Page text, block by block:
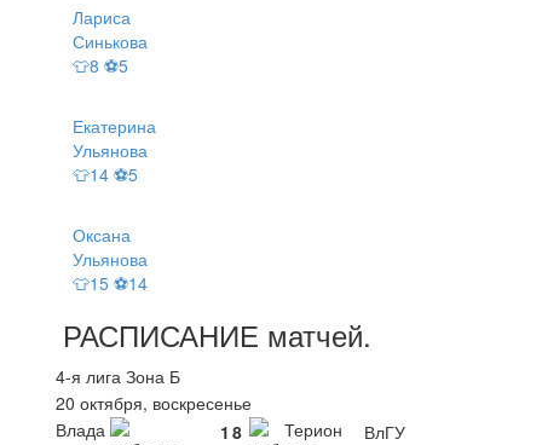
Лариса
Синькова
👕8 ⚽5
Екатерина
Ульянова
👕14 ⚽5
Оксана
Ульянова
👕15 ⚽14
РАСПИСАНИЕ матчей.
4-я лига Зона Б
20 октября, воскресенье
Влада
1 8 Терион
ВлГУ